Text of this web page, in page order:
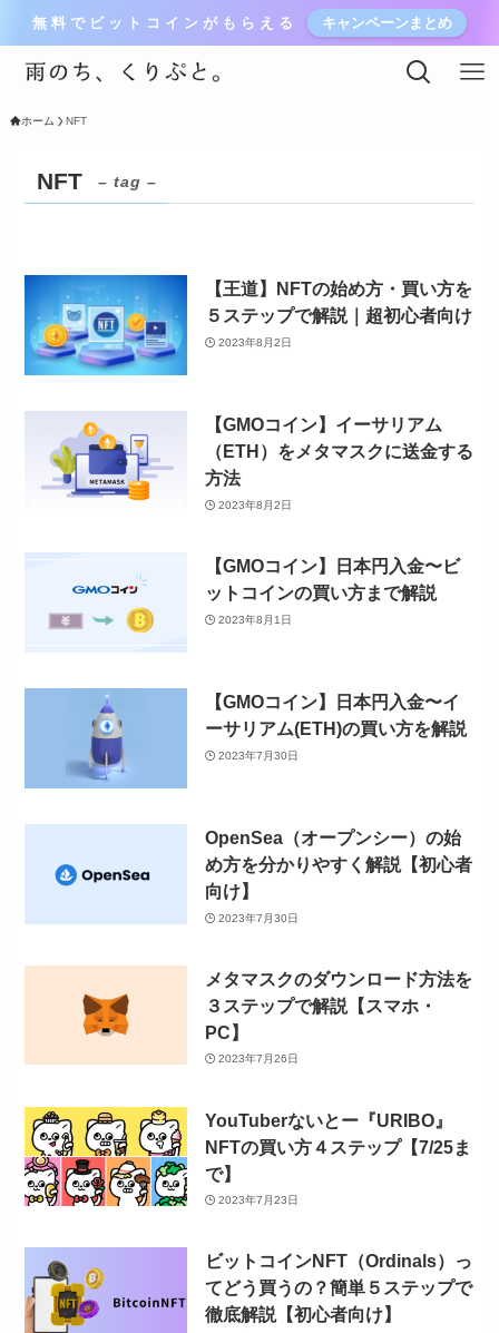
無 料 で ビ ッ ト コ イ ン が も ら え る キャンペーンまとめ
ホーム NFT
NFT – tag –
【王道】NFTの始め方・買い方を
５ステップで解説｜超初心者向け
2023年8月2日
【GMOコイン】イーサリアム
（ETH）をメタマスクに送金する
方法
2023年8月2日
【GMOコイン】日本円入金〜ビ
ットコインの買い方まで解説
2023年8月1日
【GMOコイン】日本円入金〜イ
ーサリアム(ETH)の買い方を解説
2023年7月30日
OpenSea（オープンシー）の始
め方を分かりやすく解説【初心者
向け】
2023年7月30日
メタマスクのダウンロード方法を
３ステップで解説【スマホ・
PC】
2023年7月26日
YouTuberないとー『URIBO』
NFTの買い方４ステップ【7/25ま
で】
2023年7月23日
ビットコインNFT（Ordinals）っ
てどう買うの？簡単５ステップで
徹底解説【初心者向け】